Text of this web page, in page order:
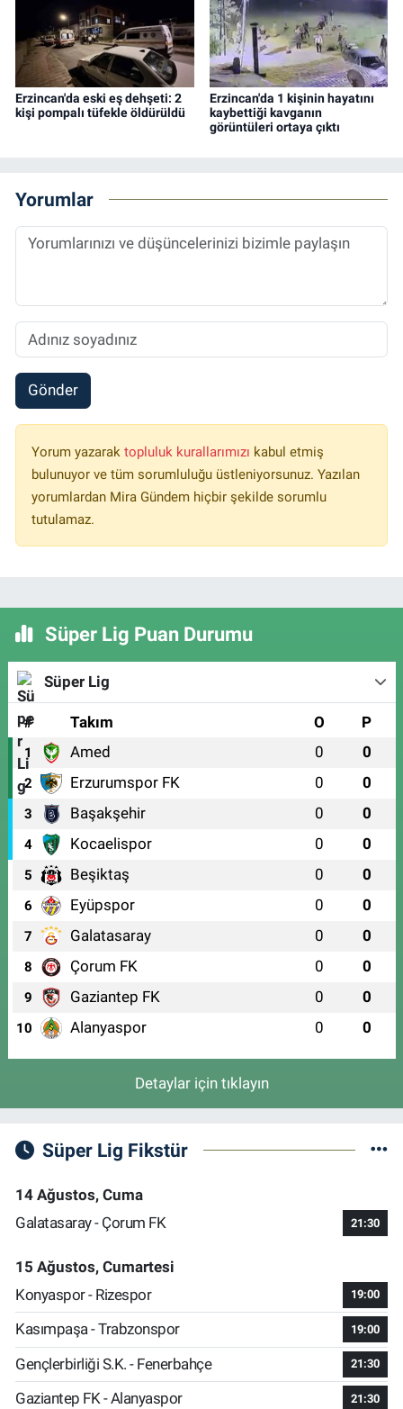
Erzincan'da eski eş dehşeti: 2
kişi pompalı tüfekle öldürüldü
Erzincan'da 1 kişinin hayatını
kaybettiği kavganın
görüntüleri ortaya çıktı
Yorumlar
Gönder
Yorum yazarak topluluk kurallarımızı kabul etmiş
bulunuyor ve tüm sorumluluğu üstleniyorsunuz. Yazılan
yorumlardan Mira Gündem hiçbir şekilde sorumlu
tutulamaz.
Süper Lig Puan Durumu
Süper Lig
# Takım O P
1 Amed 0 0
2 Erzurumspor FK 0 0
3 Başakşehir 0 0
4 Kocaelispor 0 0
5 Beşiktaş 0 0
6 Eyüpspor 0 0
7 Galatasaray 0 0
8 Çorum FK 0 0
9 Gaziantep FK 0 0
10 Alanyaspor 0 0
Detaylar için tıklayın
Süper Lig Fikstür
14 Ağustos, Cuma
Galatasaray - Çorum FK
21:30
15 Ağustos, Cumartesi
Konyaspor - Rizespor
19:00
Kasımpaşa - Trabzonspor 19:00
Gençlerbirliği S.K. - Fenerbahçe 21:30
Gaziantep FK - Alanyaspor 21:30